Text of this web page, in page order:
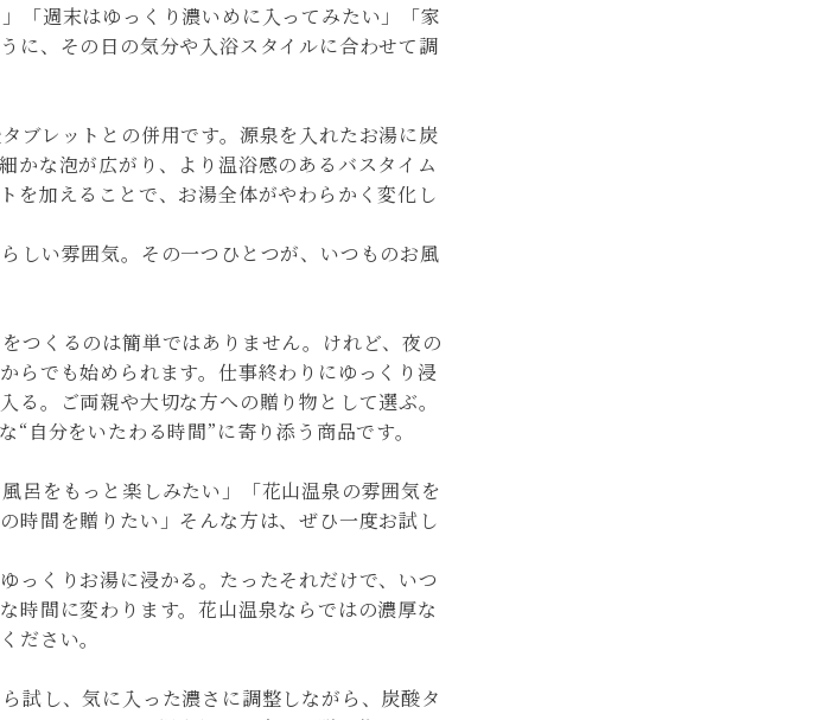
「週末はゆっくり濃いめに入ってみたい」「家
に、その日の気分や入浴スタイルに合わせて調
ブレットとの併用です。源泉を入れたお湯に炭
かな泡が広がり、より温浴感のあるバスタイム
を加えることで、お湯全体がやわらかく変化し
しい雰囲気。その一つひとつが、いつものお風
つくるのは簡単ではありません。けれど、夜の
らでも始められます。仕事終わりにゆっくり浸
る。ご両親や大切な方への贈り物として選ぶ。
自分をいたわる時間”に寄り添う商品です。
呂をもっと楽しみたい」「花山温泉の雰囲気を
時間を贈りたい」そんな方は、ぜひ一度お試し
っくりお湯に浸かる。たったそれだけで、いつ
時間に変わります。花山温泉ならではの濃厚な
ださい。
試し、気に入った濃さに調整しながら、炭酸タ